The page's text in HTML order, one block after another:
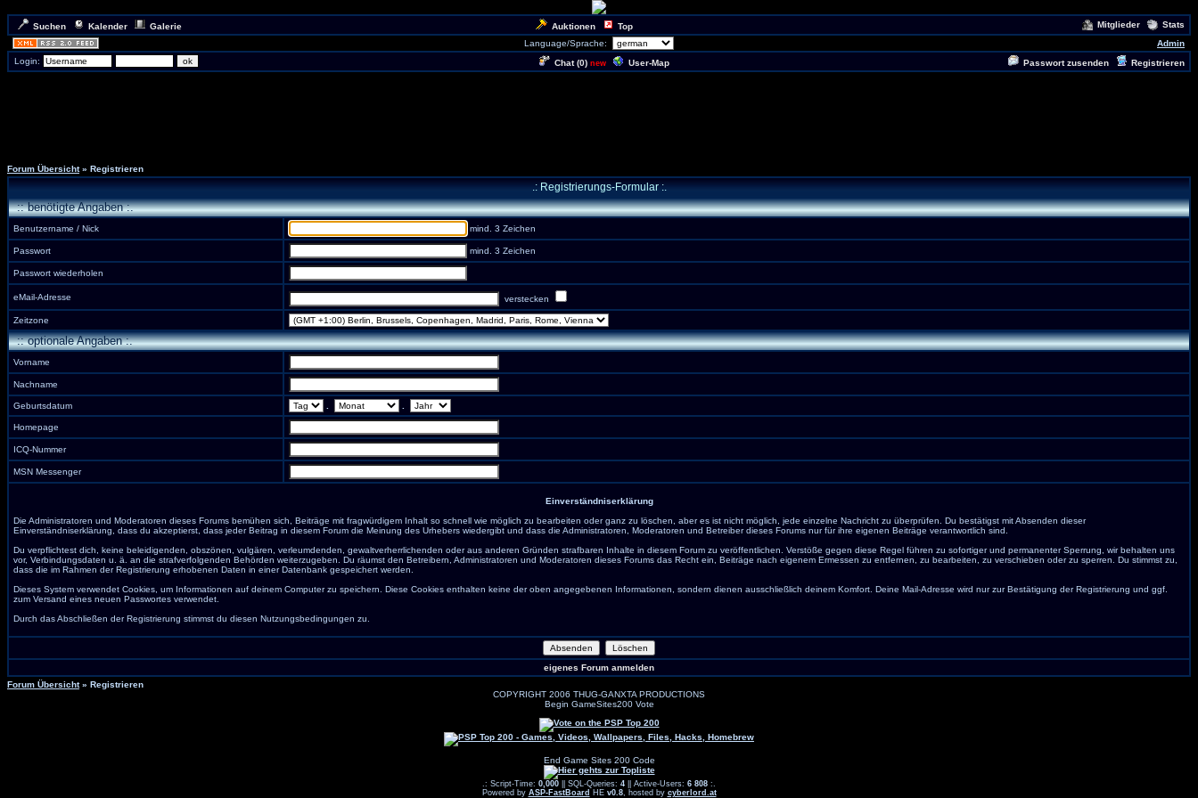
Suchen Kalender Galerie Auktionen Top Mitglieder
Stats
Language/Sprache:
Admin
Login:
Chat (0) new User-Map Passwort zusenden Registrieren
Forum Übersicht» Registrieren
.: Registrierungs-Formular :.
:: benötigte Angaben :.
Benutzername / Nick mind. 3 Zeichen
Passwort mind. 3 Zeichen
Passwort wiederholen
eMail-Adresse verstecken
Zeitzone
:: optionale Angaben :.
Vorname
Nachname
Geburtsdatum
Homepage
ICQ-Nummer
MSN Messenger
Einverständniserklärung
Die Administratoren und Moderatoren dieses Forums bemühen sich, Beiträge mit fragwürdigem Inhalt so schnell wie möglich zu bearbeiten oder ganz zu löschen, aber es ist nicht möglich, jede einzelne Nachricht zu überprüfen. Du bestätigst mit Absenden dieser
Einverständniserklärung, dass du akzeptierst, dass jeder Beitrag in diesem Forum die Meinung des Urhebers wiedergibt und dass die Administratoren, Moderatoren und Betreiber dieses Forums nur für ihre eigenen Beiträge verantwortlich sind.
Du verpflichtest dich, keine beleidigenden, obszönen, vulgären, verleumdenden, gewaltverherrlichenden oder aus anderen Gründen strafbaren Inhalte in diesem Forum zu veröffentlichen. Verstöße gegen diese Regel führen zu sofortiger und permanenter Sperrung, wir behalten uns
vor, Verbindungsdaten u. ä. an die strafverfolgenden Behörden weiterzugeben. Du räumst den Betreibern, Administratoren und Moderatoren dieses Forums das Recht ein, Beiträge nach eigenem Ermessen zu entfernen, zu bearbeiten, zu verschieben oder zu sperren. Du stimmst zu,
dass die im Rahmen der Registrierung erhobenen Daten in einer Datenbank gespeichert werden.
Dieses System verwendet Cookies, um Informationen auf deinem Computer zu speichern. Diese Cookies enthalten keine der oben angegebenen Informationen, sondern dienen ausschließlich deinem Komfort. Deine Mail-Adresse wird nur zur Bestätigung der Registrierung und ggf.
zum Versand eines neuen Passwortes verwendet.
Durch das Abschließen der Registrierung stimmst du diesen Nutzungsbedingungen zu.
eigenes Forum anmelden
Forum Übersicht» Registrieren
COPYRIGHT 2006 THUG-GANXTA PRODUCTIONS
Begin GameSites200 Vote
End Game Sites 200 Code
.: Script-Time: 0,000 || SQL-Queries: 4 || Active-Users: 6 808 :.
Powered by ASP-FastBoard HE v0.8, hosted by cyberlord.at